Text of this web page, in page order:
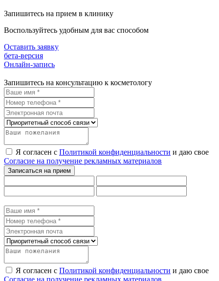
Запишитесь на прием в клинику
Воспользуйтесь удобным для вас способом
Оставить заявку
бета-версия
Онлайн-запись
Запишитесь на консультацию к косметологу
Я согласен с Политикой конфиденциальности и даю свое
Согласие на получение рекламных материалов
Я согласен с Политикой конфиденциальности и даю свое
Согласие на получение рекламных материалов